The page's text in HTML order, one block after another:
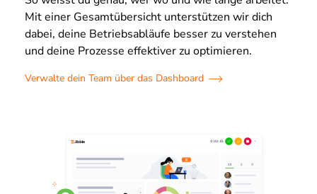
Mit einer Gesamtübersicht unterstützen wir dich
dabei, deine Betriebsabläufe besser zu verstehen
und deine Prozesse effektiver zu optimieren.
Verwalte dein Team über das Dashboard